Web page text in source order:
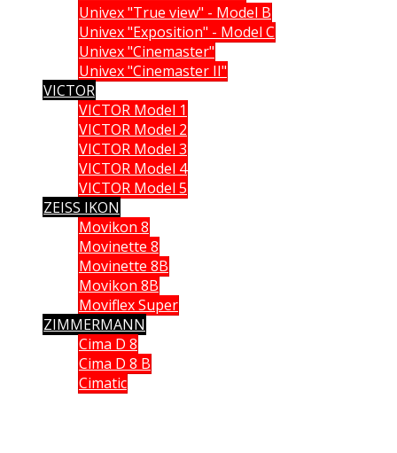
Univex "True view" - Model B
Univex "Exposition" - Model C
Univex "Cinemaster"
Univex "Cinemaster II"
VICTOR
VICTOR Model 1
VICTOR Model 2
VICTOR Model 3
VICTOR Model 4
VICTOR Model 5
ZEISS IKON
Movikon 8
Movinette 8
Movinette 8B
Movikon 8B
Moviflex Super
ZIMMERMANN
Cima D 8
Cima D 8 B
Cimatic